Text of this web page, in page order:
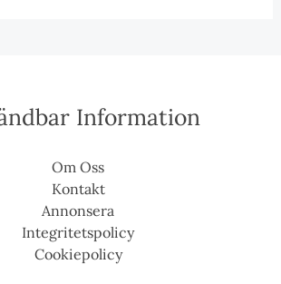
Information
Om Oss
Kontakt
Annonsera
Integritetspolicy
Cookiepolicy